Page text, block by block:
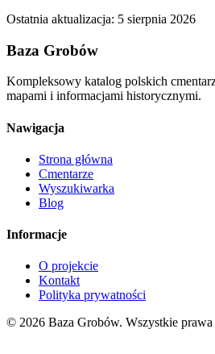
Ostatnia aktualizacja: 5 sierpnia 2026
Baza Grobów
Kompleksowy katalog polskich
mapami i informacjami historycznymi.
Nawigacja
Strona główna
Cmentarze
Wyszukiwarka
Blog
Informacje
O projekcie
Kontakt
Polityka prywatności
© 2026 Baza Grobów. Wszystkie prawa